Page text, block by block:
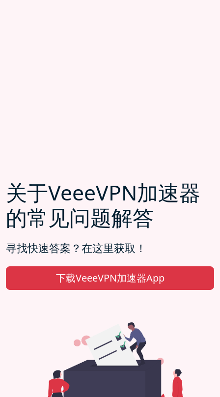
关于VeeeVPN加速器
的常见问题解答
寻找快速答案？在这里获取！
下载VeeeVPN加速器App